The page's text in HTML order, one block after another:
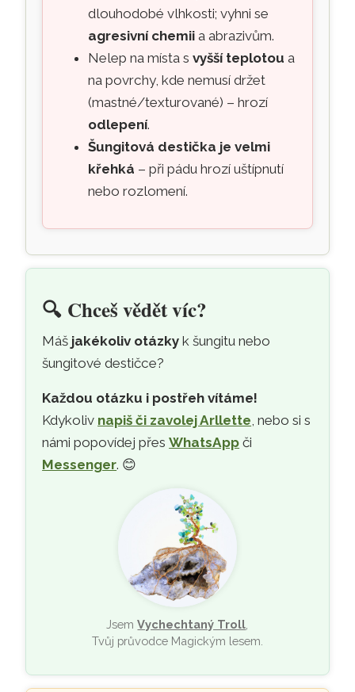
dlouhodobé vlhkosti; vyhni se
agresivní chemii a abrazivům.
Nelep na místa svyšší teplotou a
na povrchy, kde nemusí držet
(mastné/texturované) – hrozí
odlepení.
Šungitová destička je velmi
křehká – při pádu hrozí uštípnutí
nebo rozlomení.
🔍 Chceš vědět víc?
Máš jakékoliv otázky k šungitu nebo
šungitové destičce?
Každou otázku i postřeh vítáme!
Kdykoliv napiš či zavolej Arllette , nebo si s
námi popovídej přesWhatsApp či
Messenger. 😊
JsemVychechtaný Troll
Tvůj průvodce Magickým lesem.